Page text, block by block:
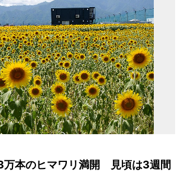
万本のヒマワリ満開 見頃は3週間